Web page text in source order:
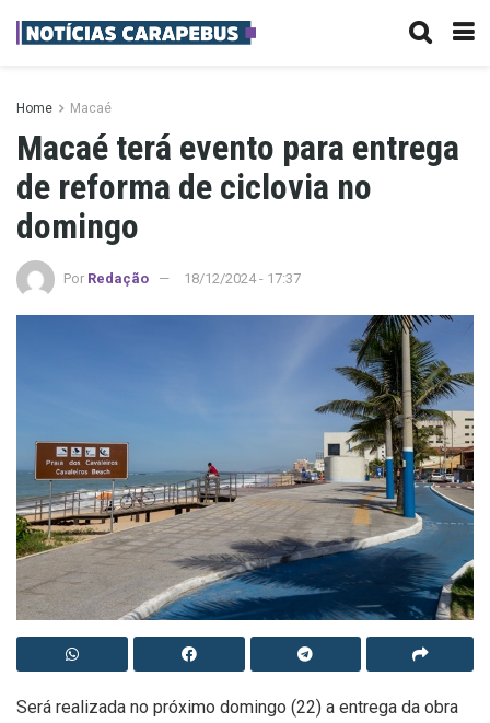
Home Macaé
Macaé terá evento para entrega
de reforma de ciclovia no
domingo
Por Redação 18/12/2024 - 17:37
Será realizada no próximo domingo (22) a entrega da obra